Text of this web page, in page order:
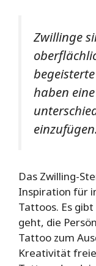
Zwillinge
haben
einzufügen.
Das Zwilling-
Inspiration für
Tattoos. Es
geht, die
Tattoo zum
Kreativität